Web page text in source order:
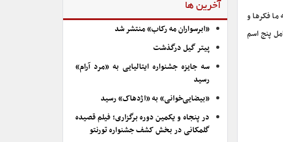
ما فکرها و
پنج اسم
آخرین ها
«ابرسواران مه رکاب» منتشر شد
پیتر گیل درگذشت
سه جایزه جشنواره ایتالیایی به «مرد آرام»
رسید
«بیضایی‌خوانی» به «اژدهاک» رسید
در پنجاه و یکمین دوره برگزاری؛ فیلم قصیده
گلمکانی در بخش کشف جشنواره تورنتو